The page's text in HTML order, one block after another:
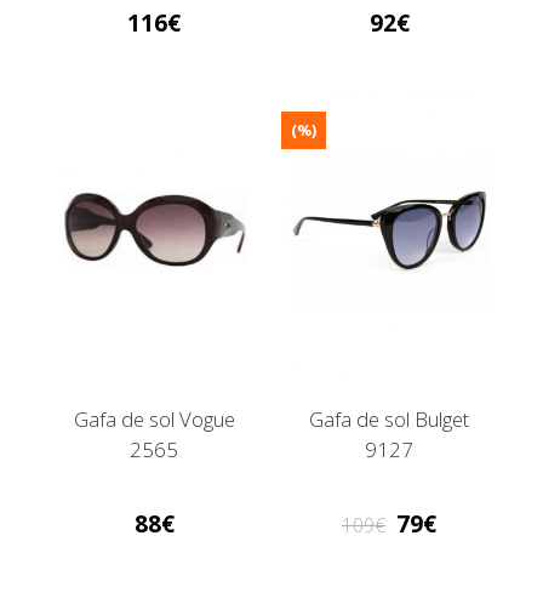
116 92
Gafa de sol Vogue
2565
88
Gafa de sol Bulget
9127
(%)
109 79